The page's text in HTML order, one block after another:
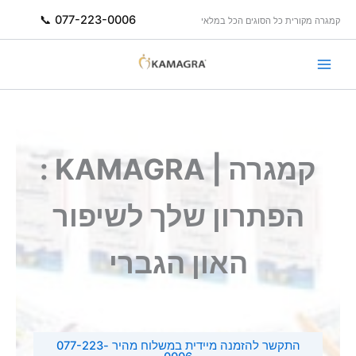
לתוכןקמגרה מקורית כל הסוגים הכל במלאי 077-223-0006 📞
קמגרה | KAMAGRA :
הפתרון שלך לשיפור
האון הגברי
התקשר להזמנה מיידית במשלוח מהיר 077-223-